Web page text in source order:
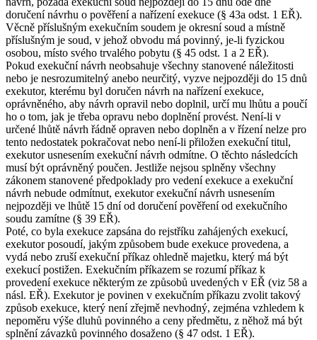
doručení návrhu o pověření a nařízení exekuce (§ 43a odst. 1 EŘ).
Věcně příslušným exekučním soudem je okresní soud a místně
příslušným je soud, v jehož obvodu má povinný, je-li fyzickou
osobou, místo svého trvalého pobytu (§ 45 odst. 1 a 2 EŘ).
Pokud exekuční návrh neobsahuje všechny stanovené náležitosti
nebo je nesrozumitelný anebo neurčitý, vyzve nejpozději do 15 dnů
exekutor, kterému byl doručen návrh na nařízení exekuce,
oprávněného, aby návrh opravil nebo doplnil, určí mu lhůtu a poučí
ho o tom, jak je třeba opravu nebo doplnění provést. Není-li v
určené lhůtě návrh řádně opraven nebo doplněn a v řízení nelze pro
tento nedostatek pokračovat nebo není-li přiložen exekuční titul,
exekutor usnesením exekuční návrh odmítne. O těchto následcích
musí být oprávněný poučen. Jestliže nejsou splněny všechny
zákonem stanovené předpoklady pro vedení exekuce a exekuční
návrh nebude odmítnut, exekutor exekuční návrh usnesením
nejpozději ve lhůtě 15 dní od doručení pověření od exekučního
soudu zamítne (§ 39 EŘ).
Poté, co byla exekuce zapsána do rejstříku zahájených exekucí,
exekutor posoudí, jakým způsobem bude exekuce provedena, a
vydá nebo zruší exekuční příkaz ohledně majetku, který má být
exekucí postižen. Exekučním příkazem se rozumí příkaz k
provedení exekuce některým ze způsobů uvedených v EŘ (viz 58 a
násl. EŘ). Exekutor je povinen v exekučním příkazu zvolit takový
způsob exekuce, který není zřejmě nevhodný, zejména vzhledem k
nepoměru výše dluhů povinného a ceny předmětu, z něhož má být
splnění závazků povinného dosaženo (§ 47 odst. 1 EŘ).